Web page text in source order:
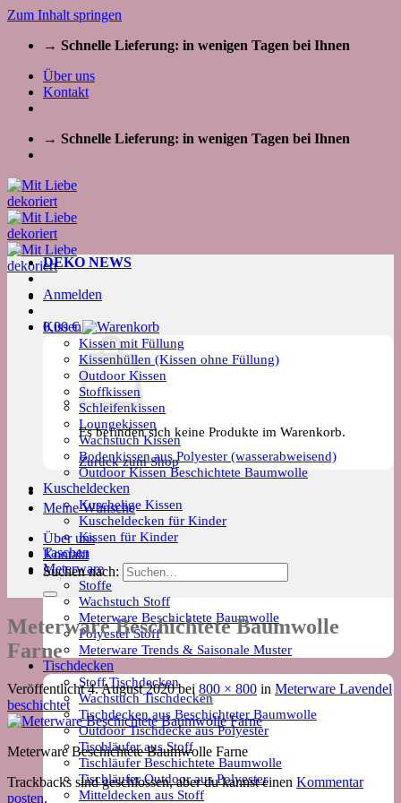
Zum Inhalt springen
→ Schnelle Lieferung: in wenigen Tagen bei Ihnen
Über uns
Kontakt
→ Schnelle Lieferung: in wenigen Tagen bei Ihnen
Kissen
Kissen mit Füllung
Kissenhüllen (Kissen ohne Füllung)
Outdoor Kissen
Stoffkissen
Schleifenkissen
Loungekissen
Wachstuch Kissen
Bodenkissen aus Polyester (wasserabweisend)
Outdoor Kissen Beschichtete Baumwolle
Kuscheldecken
Kuschelige Kissen
Kuscheldecken für Kinder
Kissen für Kinder
Taschen
Meterware
Stoffe
Wachstuch Stoff
Meterware Beschichtete Baumwolle
Polyester Stoff
Meterware Trends & Saisonale Muster
Tischdecken
Stoff Tischdecken
Wachstuch Tischdecken
Tischdecken aus Beschichteter Baumwolle
Outdoor Tischdecke aus Polyester
Tischläufer aus Stoff
Tischläufer Beschichtete Baumwolle
Tischläufer Outdoor aus Polyester
Mitteldecken aus Stoff
DEKO NEWS
Anmelden
0,00€
Es befinden sich keine Produkte im Warenkorb.
Zurück zum Shop
Meine Wünsche
Über uns
Kontakt
Suchen nach:
Meterware Beschichtete Baumwolle
Farne
Veröffentlicht4. August 2020bei 800 × 800 in Meterware Lavendel
beschichtet
Meterware Beschichtete Baumwolle Farne
Trackbacks sind geschlossen, aber du kannst einen Kommentar
posten.